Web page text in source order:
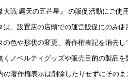
大戦 廻天の五芒星』 の販促活動にご使
は、設置店の店頭での運営販促にのみ使
の色や形状の変更、著作権表記を消去し
くノベルティグッズや販売目的の製品
の著作権表示は削除したりせずにそのま